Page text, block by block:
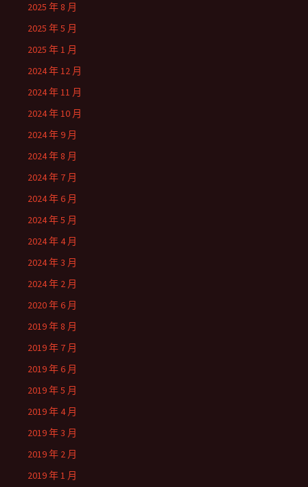
2025 年 8 月
2025 年 5 月
2025 年 1 月
2024 年 12 月
2024 年 11 月
2024 年 10 月
2024 年 9 月
2024 年 8 月
2024 年 7 月
2024 年 6 月
2024 年 5 月
2024 年 4 月
2024 年 3 月
2024 年 2 月
2020 年 6 月
2019 年 8 月
2019 年 7 月
2019 年 6 月
2019 年 5 月
2019 年 4 月
2019 年 3 月
2019 年 2 月
2019 年 1 月